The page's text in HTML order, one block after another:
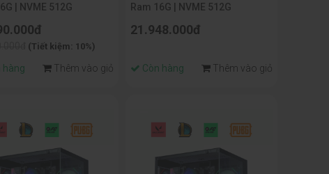
| NVME 512G
(Tiết kiệm: 10%)
hàng Thêm vào giỏ
Ram 16G | NVME 512G
21.948.000đ
Còn hàng Thêm vào giỏ